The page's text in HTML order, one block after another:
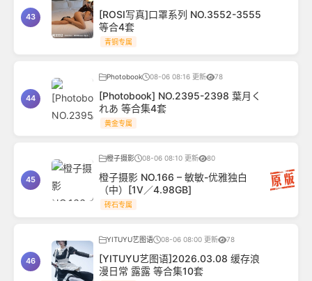
43
[ROSI写真]口罩系列 NO.3552-3555
等合4套
青铜专属
44
Photobook 08-06 08:16 更新 78
[Photobook] NO.2395-2398 葉月く
れあ 等合集4套
黄金专属
45
橙子摄影 08-06 08:10 更新 80
橙子摄影 NO.166 – 敏敏-优雅独白
（中）[1V／4.98GB]
砖石专属
46
YITUYU艺图语 08-06 08:00 更新 78
[YITUYU艺图语]2026.03.08 缓存浪
漫日常 露露 等合集10套